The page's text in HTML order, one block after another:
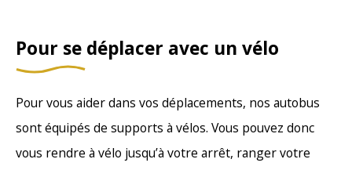
Pour se déplacer avec un vélo
Pour vous aider dans vos déplacements, nos autobus
sont équipés de supports à vélos. Vous pouvez donc
vous rendre à vélo jusqu’à votre arrêt, ranger votre